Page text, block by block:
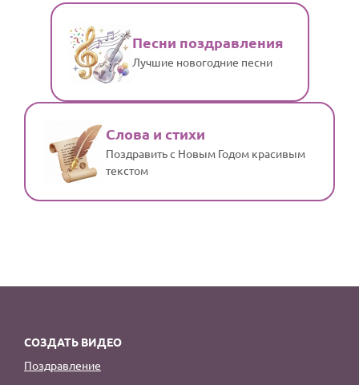
Песни поздравления
Лучшие новогодние песни
Слова и стихи
Поздравить с Новым Годом красивым
текстом
СОЗДАТЬ ВИДЕО
Поздравление